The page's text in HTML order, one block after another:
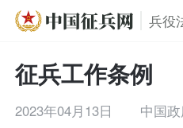
兵役
征兵工作条例
2023年04月13日 中国